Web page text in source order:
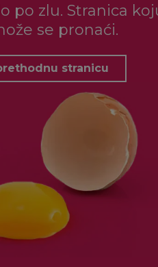
po zlu. Stranica
se pronaći.
stranicu